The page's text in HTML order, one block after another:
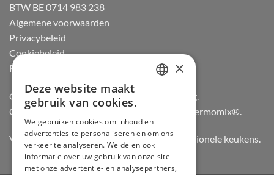
BTW BE 0714 983 238
Algemene voorwaarden
Privacybeleid
Cookiebeleid
Retourneren
Officiële dealer van Gozney en Big Green Egg.
Officiële advisor en verdeler van Vorwerk Thermomix®.
Vertrouwd door hobbykoks, chefs en professionele keukens.
GERMAN
ENGLISH
×
Deze website maakt
gebruik van cookies.
We gebruiken cookies om inhoud en
advertenties te personaliseren en om ons
verkeer te analyseren. We delen ook
informatie over uw gebruik van onze site
met onze advertentie- en analysepartners,